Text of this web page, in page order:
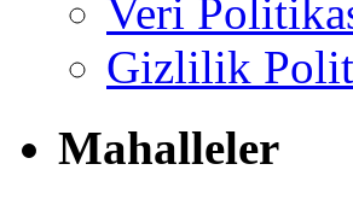
Veri
Gizlilik
Mahalleler